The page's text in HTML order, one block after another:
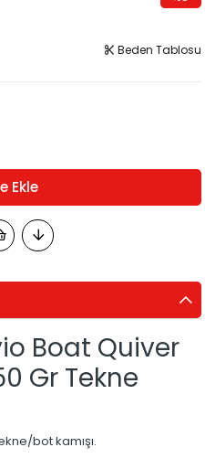
Beden Tablosu
Boat Quiver
Gr Tekne
bot kamışı.